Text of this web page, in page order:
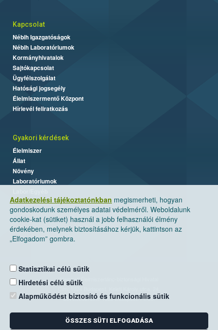
Adatkezelési tájékoztatónkban megismerheti, hogyan
gondoskodunk személyes adatai védelméről. Weboldalunk
cookie-kat (sütiket) használ a jobb felhasználói élmény
érdekében, melynek biztosításához kérjük, kattintson az
„Elfogadom” gombra.
Statisztikai célú sütik
Hirdetési célú sütik
Alapműködést biztosító és funkcionális sütik
ÖSSZES SÜTI ELFOGADÁSA
Kapcsolat
Nébih Igazgatóságok
Nébih Laboratóriumok
Kormányhivatalok
Sajtókapcsolat
Ügyfélszolgálat
Hatósági jogsegély
Élelmiszermentő Központ
Hírlevél feliratkozás
Gyakori kérdések
Élelmiszer
Állat
Növény
Laboratóriumok
Nemzeti Élelmiszerlánc-biztonsági Hivatal
Levelezési cím: 1525 Budapest. Pf. 30.
E-mail:ugyfelszolgalat@nebih.gov.hu